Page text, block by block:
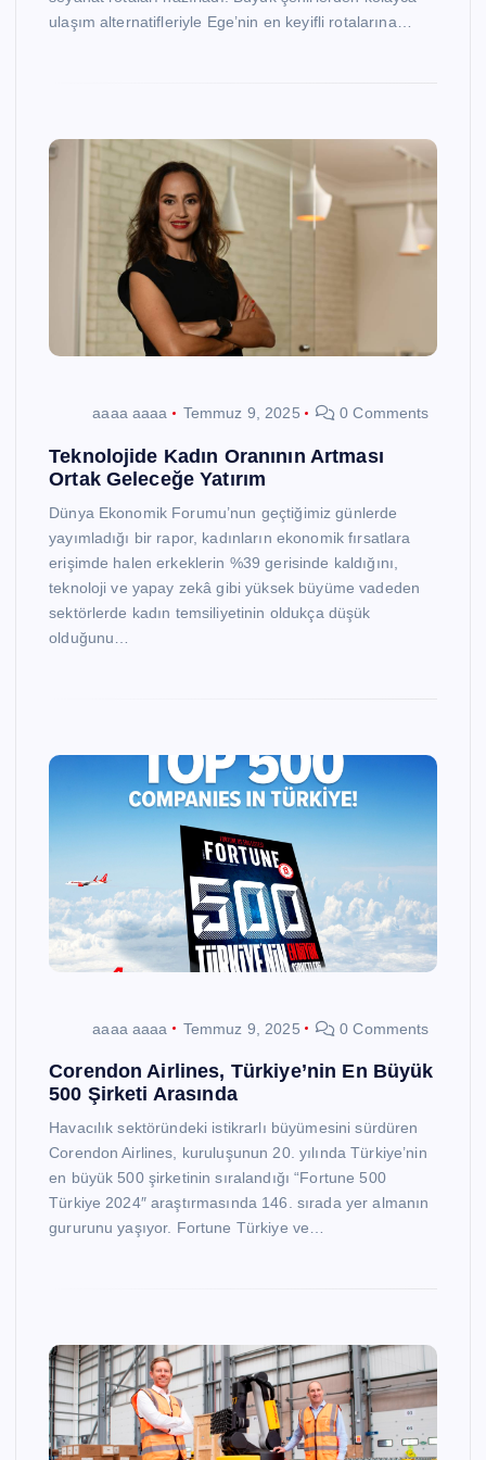
ulaşım alternatifleriyle Ege’nin en keyifli rotalarına…
aaaa aaaa Temmuz 9, 2025 0 Comments
Teknolojide Kadın Oranının Artması
Ortak Geleceğe Yatırım
Dünya Ekonomik Forumu’nun geçtiğimiz günlerde
yayımladığı bir rapor, kadınların ekonomik fırsatlara
erişimde halen erkeklerin %39 gerisinde kaldığını,
teknoloji ve yapay zekâ gibi yüksek büyüme vadeden
sektörlerde kadın temsiliyetinin oldukça düşük
olduğunu…
aaaa aaaa Temmuz 9, 2025 0 Comments
Corendon Airlines, Türkiye’nin En Büyük
500 Şirketi Arasında
Havacılık sektöründeki istikrarlı büyümesini sürdüren
Corendon Airlines, kuruluşunun 20. yılında Türkiye’nin
en büyük 500 şirketinin sıralandığı “Fortune 500
Türkiye 2024″ araştırmasında 146. sırada yer almanın
gururunu yaşıyor. Fortune Türkiye ve…